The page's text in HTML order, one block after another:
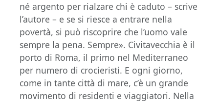
né argento per rialzare chi è caduto – scrive
l’autore – e se si riesce a entrare nella
povertà, si può riscoprire che l’uomo vale
sempre la pena. Sempre». Civitavecchia è il
porto di Roma, il primo nel Mediterraneo
per numero di crocieristi. E ogni giorno,
come in tante città di mare, c’è un grande
movimento di residenti e viaggiatori. Nella